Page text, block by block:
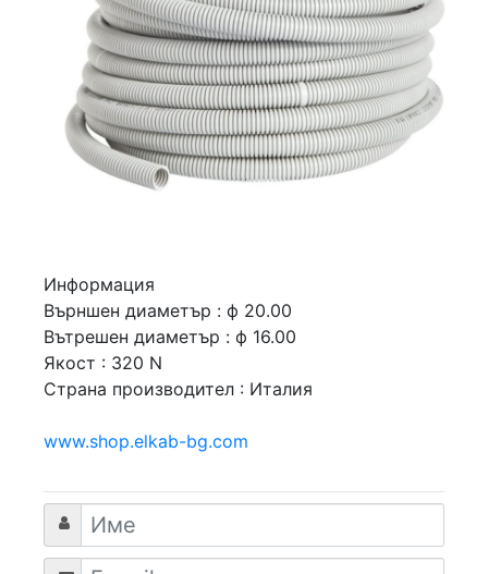
Информация
Върншен диаметър : ф 20.00
Вътрешен диаметър : ф 16.00
Якост : 320 N
Страна производител : Италия
www.shop.elkab-bg.com